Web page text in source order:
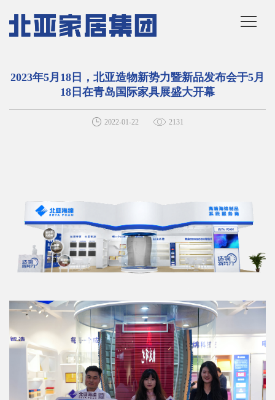
2023年5月18日，北亚造物新势力暨新品发布会于5月
18日在青岛国际家具展盛大开幕
2022-01-22 2131